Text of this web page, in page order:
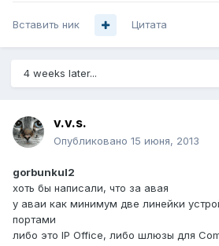
Вставить ник Цитата
4 weeks later...
v.v.s.
Опубликовано 15 июня, 2013
gorbunkul2
хоть бы написали, что за авая
у аваи как минимум две линейки
портами
либо это IP Office, либо шлюзы для